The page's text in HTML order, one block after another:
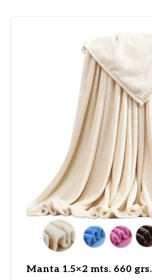
Manta 1.5×2 mts. 660 grs.